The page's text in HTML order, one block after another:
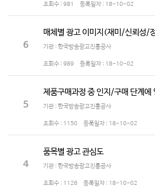
조회수 : 981 등록일자 : 18-10-02
6
매체별 광고 이미지(재미/신뢰성/
기관 : 한국방송광고진흥공사
조회수 : 989 등록일자 : 18-10-02
5
제품구매과정 중 인지/구매 단계에
기관 : 한국방송광고진흥공사
조회수 : 1150 등록일자 : 18-10-02
4
품목별 광고 관심도
기관 : 한국방송광고진흥공사
조회수 : 1126 등록일자 : 18-10-02